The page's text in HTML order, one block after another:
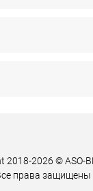
2018-2026 © ASO-
права защищены